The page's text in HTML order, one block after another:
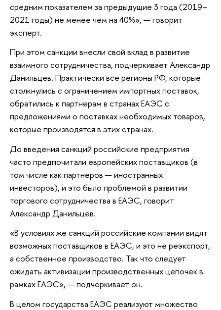
средним показателем за предыдущие 3 года (2019–
2021 годы) не менее чем на 40%», — говорит
эксперт.
При этом санкции внесли свой вклад в развитие
взаимного сотрудничества, подчеркивает Александр
Данильцев. Практически все регионы РФ, которые
столкнулись с ограничением импортных поставок,
обратились к партнерам в странах ЕАЭС с
предложениями о поставках необходимых товаров,
которые производятся в этих странах.
До введения санкций российские предприятия
часто предпочитали европейских поставщиков (в
том числе как партнеров — иностранных
инвесторов), и это было проблемой в развитии
торгового сотрудничества в ЕАЭС, говорит
Александр Данильцев.
«В условиях же санкций российские компании видят
возможных поставщиков в ЕАЭС, и это не реэкспорт,
а собственное производство. Так что следует
ожидать активизации производственных цепочек в
рамках ЕАЭС», — подчеркивает он.
В целом государства ЕАЭС реализуют множество